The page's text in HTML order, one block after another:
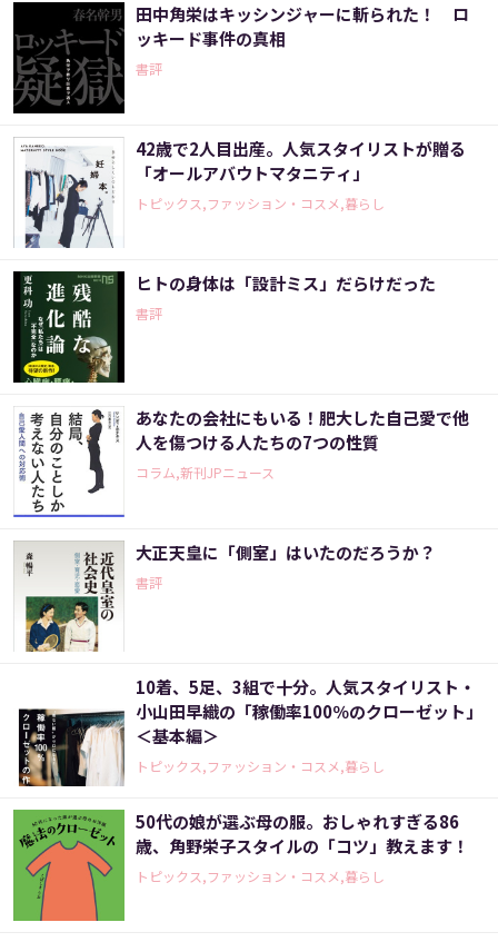
田中角栄はキッシンジャーに斬られた！ ロ
ッキード事件の真相
書評
42歳で2人目出産。人気スタイリストが贈る
「オールアバウトマタニティ」
トピックス,ファッション・コスメ,暮らし
ヒトの身体は「設計ミス」だらけだった
書評
あなたの会社にもいる！肥大した自己愛で他
人を傷つける人たちの7つの性質
コラム,新刊JPニュース
大正天皇に「側室」はいたのだろうか？
書評
10着、5足、3組で十分。人気スタイリスト・
小山田早織の「稼働率100％のクローゼット」
＜基本編＞
トピックス,ファッション・コスメ,暮らし
50代の娘が選ぶ母の服。おしゃれすぎる86
歳、角野栄子スタイルの「コツ」教えます！
トピックス,ファッション・コスメ,暮らし